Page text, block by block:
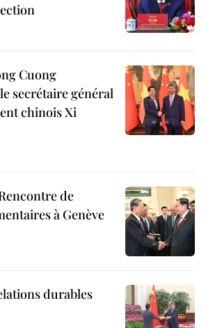
Cuong
secrétaire général
chinois Xi
de
à Genève
durables